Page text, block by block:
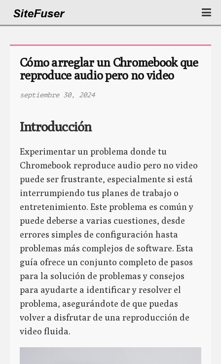
Cómo arreglar un Chromebook que
reproduce audio pero no video
septiembre 30, 2024
Introducción
Experimentar un problema donde tu
Chromebook reproduce audio pero no video
puede ser frustrante, especialmente si está
interrumpiendo tus planes de trabajo o
entretenimiento. Este problema es común y
puede deberse a varias cuestiones, desde
errores simples de configuración hasta
problemas más complejos de software. Esta
guía ofrece un conjunto completo de pasos
para la solución de problemas y consejos
para ayudarte a identificar y resolver el
problema, asegurándote de que puedas
volver a disfrutar de una reproducción de
video fluida.